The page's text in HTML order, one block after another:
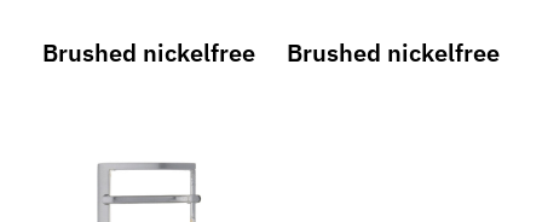
Brushed nickelfree Brushed nickelfree